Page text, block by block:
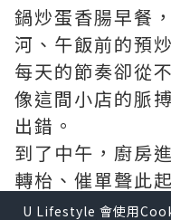
鍋炒蛋香腸早餐
河、午飯前的預
每天的節奏卻從
像這間小店的脈
出錯。
到了中午，廚房
轉枱、催單聲此
道窗口相連，碟
U Lifestyle 會使用